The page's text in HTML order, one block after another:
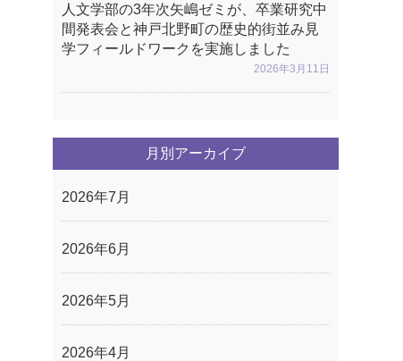
2026年3月11日
人文学部の3年次矢嶋ゼミが、卒業研究中
間発表会と神戸北野町の歴史的街並み見
学フィールドワークを実施しました
月別アーカイブ
2026年7月
2026年6月
2026年5月
2026年4月